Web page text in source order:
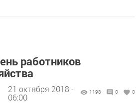
работников
21 октября 2018 -
06:00
1198 0 0